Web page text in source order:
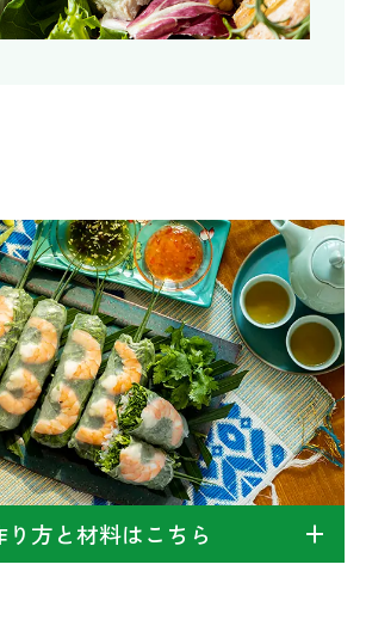
り方と材料はこちら